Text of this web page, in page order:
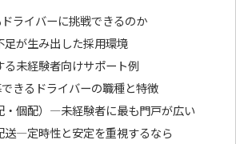
ライバーに挑戦できるのか
足が生み出した採用環境
る未経験者向けサポート例
きるドライバーの職種と特徴
・個配）—未経験者に最も門戸が広い
送—定時性と安定を重視するなら